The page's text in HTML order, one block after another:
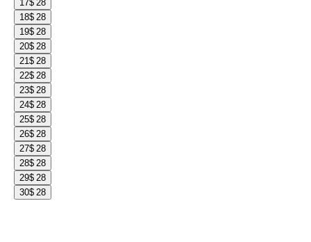
17$ 28
18$ 28
19$ 28
20$ 28
21$ 28
22$ 28
23$ 28
24$ 28
25$ 28
26$ 28
27$ 28
28$ 28
29$ 28
30$ 28